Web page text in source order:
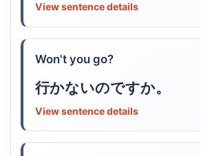
View sentence details
Won't you go?
行かないのですか。
View sentence details